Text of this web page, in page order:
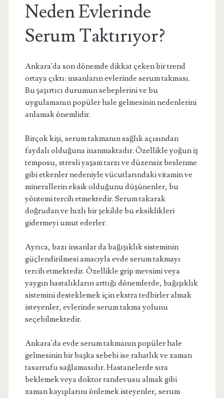
Neden Evlerinde
Serum Taktırıyor?
Ankara'da son dönemde dikkat çeken bir trend
ortaya çıktı: insanların evlerinde serum takması.
Bu şaşırtıcı durumun sebeplerini ve bu
uygulamanın popüler hale gelmesinin nedenlerini
anlamak önemlidir.
Birçok kişi, serum takmanın sağlık açısından
faydalı olduğuna inanmaktadır. Özellikle yoğun iş
temposu, stresli yaşam tarzı ve düzensiz beslenme
gibi etkenler nedeniyle vücutlarındaki vitamin ve
minerallerin eksik olduğunu düşünenler, bu
yöntemi tercih etmektedir. Serum takarak
doğrudan ve hızlı bir şekilde bu eksiklikleri
gidermeyi umut ederler.
Ayrıca, bazı insanlar da bağışıklık sisteminin
güçlendirilmesi amacıyla evde serum takmayı
tercih etmektedir. Özellikle grip mevsimi veya
yaygın hastalıkların arttığı dönemlerde, bağışıklık
sistemini desteklemek için ekstra tedbirler almak
isteyenler, evlerinde serum takma yolunu
seçebilmektedir.
Ankara'da evde serum takmanın popüler hale
gelmesinin bir başka sebebi ise rahatlık ve zaman
tasarrufu sağlamasıdır. Hastanelerde sıra
beklemek veya doktor randevusu almak gibi
zaman kayıplarını önlemek isteyenler, serum